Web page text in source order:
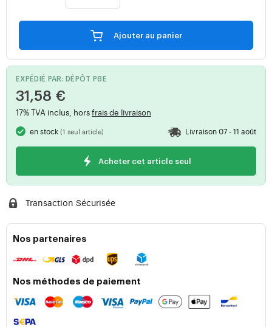
Ajouter au panier
EXPÉDIÉ PAR: DÉPÔT P8E
31,58 €
17% TVA inclus, horsfrais de livraison
en stock(1 seul article) Livraison 07 - 11 août
Acheter cet article seul
Transaction Sécurisée
Nos partenaires
Nos méthodes de paiement